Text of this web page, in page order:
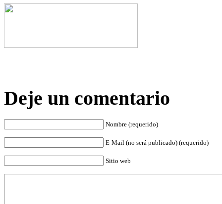
Deje un comentario
Nombre (requerido)
E-Mail (no será publicado) (requerido)
Sitio web